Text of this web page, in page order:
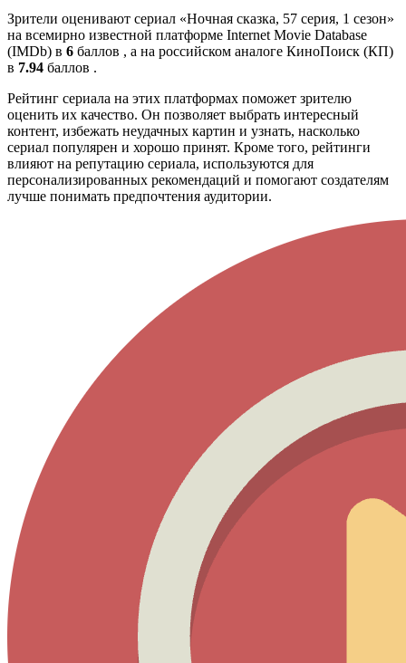
Зрители оценивают сериал «Ночная сказка, 57 серия, 1 сезон»
на всемирно известной платформе Internet Movie Database
(IMDb) в 6 баллов , а на российском аналоге КиноПоиск (КП)
в 7.94 баллов .
Рейтинг сериала на этих платформах поможет зрителю
оценить их качество. Он позволяет выбрать интересный
контент, избежать неудачных картин и узнать, насколько
сериал популярен и хорошо принят. Кроме того, рейтинги
влияют на репутацию сериала, используются для
персонализированных рекомендаций и помогают создателям
лучше понимать предпочтения аудитории.